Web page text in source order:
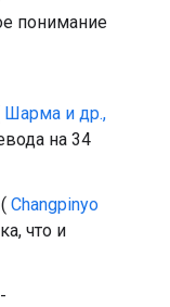
понимание
Шарма и др.,
на 34
Changpinyo
что и